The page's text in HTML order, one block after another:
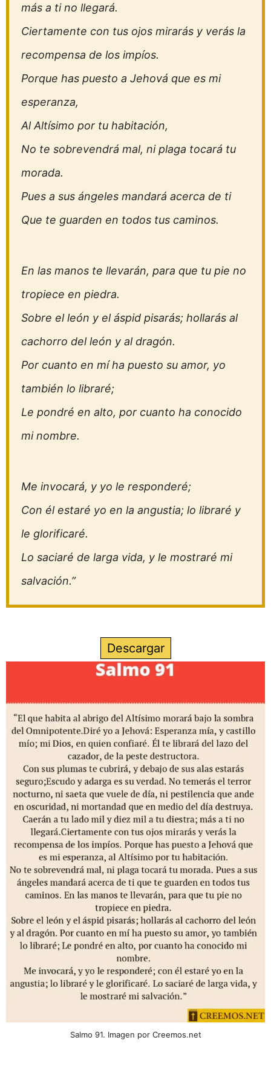
más a ti no llegará.
Ciertamente con tus ojos mirarás y verás la
recompensa de los impíos.
Porque has puesto a Jehová que es mi
esperanza,
Al Altísimo por tu habitación,
No te sobrevendrá mal, ni plaga tocará tu
morada.
Pues a sus ángeles mandará acerca de ti
Que te guarden en todos tus caminos.
En las manos te llevarán, para que tu pie no
tropiece en piedra.
Sobre el león y el áspid pisarás; hollarás al
cachorro del león y al dragón.
Por cuanto en mí ha puesto su amor, yo
también lo libraré;
Le pondré en alto, por cuanto ha conocido
mi nombre.
Me invocará, y yo le responderé;
Con él estaré yo en la angustia; lo libraré y
le glorificaré.
Lo saciaré de larga vida, y le mostraré mi
salvación.”
Descargar
Salmo 91. Imagen por Creemos.net